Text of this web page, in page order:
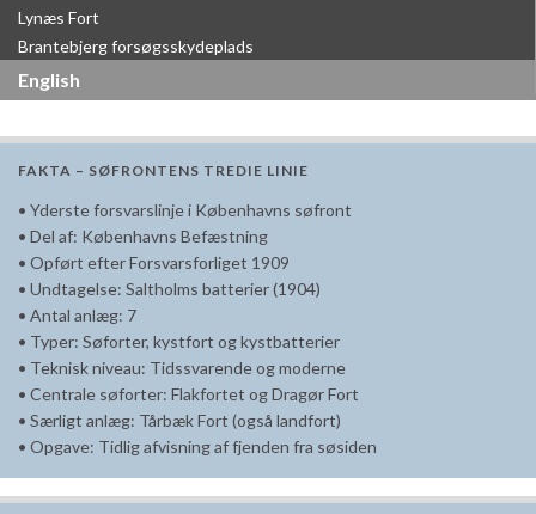
Lynæs Fort
Brantebjerg forsøgsskydeplads
English
FAKTA – SØFRONTENS TREDIE LINIE
• Yderste forsvarslinje i Københavns søfront
• Del af: Københavns Befæstning
• Opført efter Forsvarsforliget 1909
• Undtagelse: Saltholms batterier (1904)
• Antal anlæg: 7
• Typer: Søforter, kystfort og kystbatterier
• Teknisk niveau: Tidssvarende og moderne
• Centrale søforter: Flakfortet og Dragør Fort
• Særligt anlæg: Tårbæk Fort (også landfort)
• Opgave: Tidlig afvisning af fjenden fra søsiden